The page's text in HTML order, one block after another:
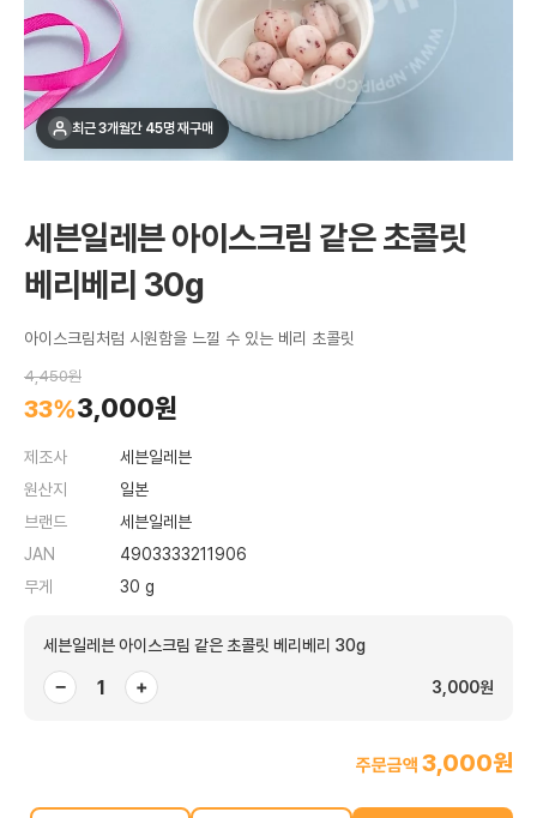
최근 3개월간 45명 재구매
세븐일레븐 아이스크림 같은 초콜릿
베리베리 30g
아이스크림처럼 시원함을 느낄 수 있는 베리 초콜릿
4,450원
33%3,000원
제조사
세븐일레븐
원산지
일본
브랜드
세븐일레븐
JAN
4903333211906
무게
30 g
세븐일레븐 아이스크림 같은 초콜릿 베리베리 30g
− + 3,000원
주문금액 3,000원